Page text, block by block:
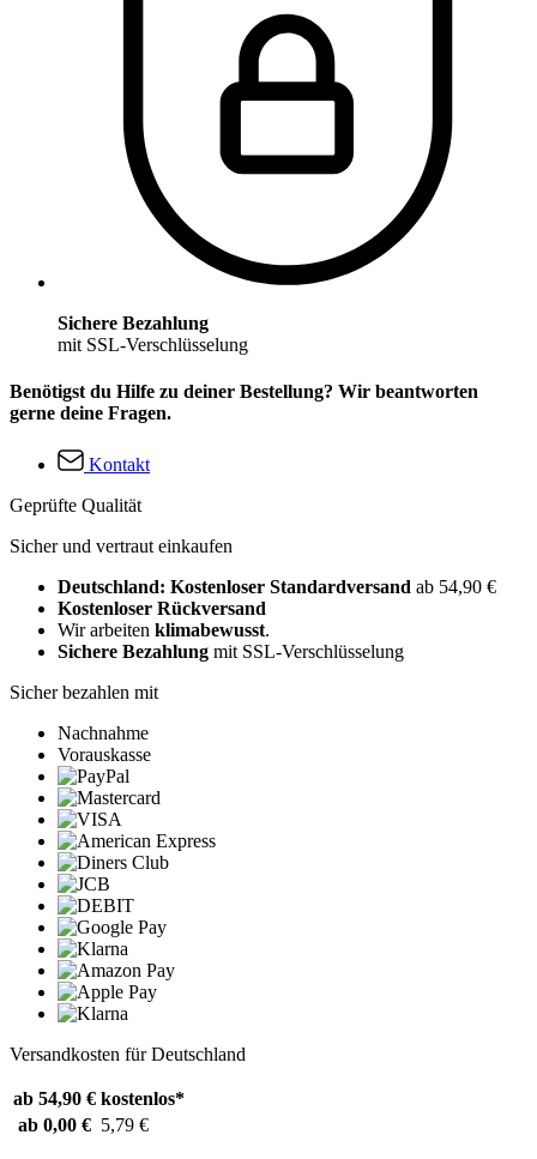
Sichere Bezahlung
mit SSL-Verschlüsselung
Benötigst du Hilfe zu deiner Bestellung? Wir beantworten
gerne deine Fragen.
Kontakt
Geprüfte Qualität
Sicher und vertraut einkaufen
Deutschland: Kostenloser Standardversand ab 54,90 €
Kostenloser Rückversand
Wir arbeiten klimabewusst.
Sichere Bezahlung mit SSL-Verschlüsselung
Sicher bezahlen mit
Nachnahme
Vorauskasse
Versandkosten für Deutschland
ab 54,90 € kostenlos*
ab 0,00 € 5,79 €